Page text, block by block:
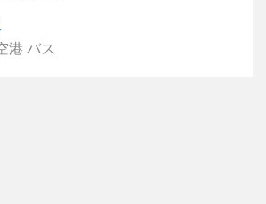
港 バス